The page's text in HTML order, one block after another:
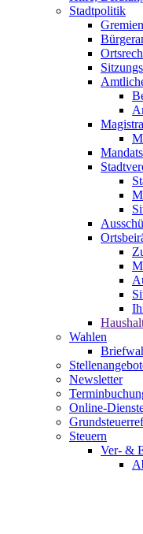
Stadtpolitik
Wahlen
Newsletter
Online-
Steuern
Ver- &